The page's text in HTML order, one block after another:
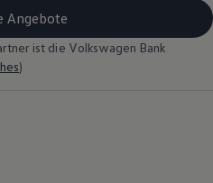
Angebote
ist die Volkswagen Bank
)